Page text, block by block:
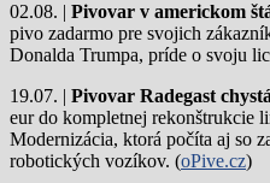
02.08. | Pivovar v americkom
pivo zadarmo pre svojich
Donalda Trumpa, príde o svoju
19.07. | Pivovar Radegast chystá
eur do kompletnej rekonštrukcie
Modernizácia, ktorá počíta aj so
robotických vozíkov. (oPive.cz)